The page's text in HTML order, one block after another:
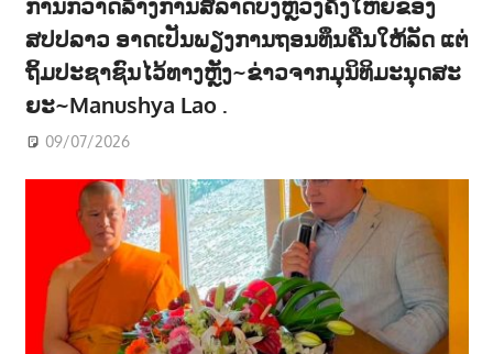
ສປປລາວ ອາດເປັນພຽງການຖອນທຶນຄືນໃຫ້ລັດ ແຕ່
ຖິ້ມປະຊາຊົນໄວ້ທາງຫຼັງ~ຂ່າວຈາກມຸນິທິມະນຸດສະ
ຍະ~Manushya Lao .
09/07/2026